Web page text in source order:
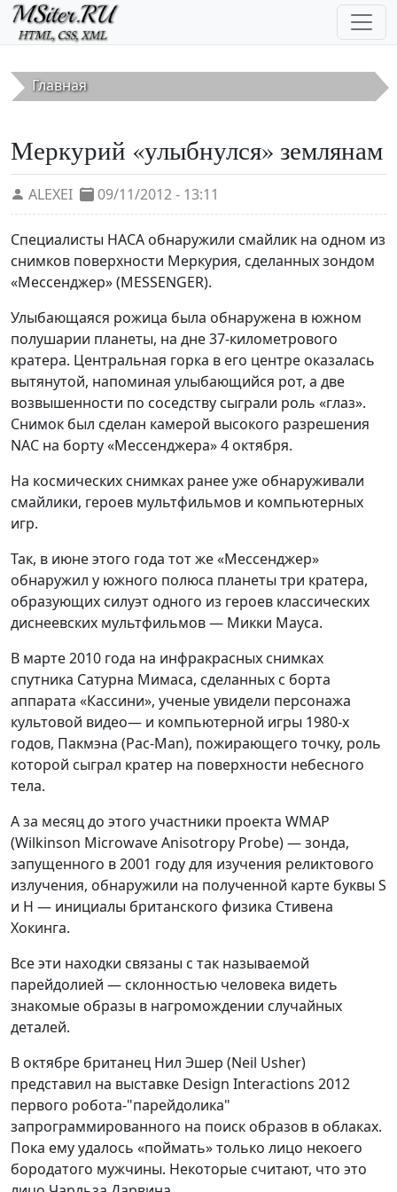
Перейти к основному содержанию
Главная
Меркурий «улыбнулся» землянам
ALEXEI 09/11/2012 - 13:11
Специалисты НАСА обнаружили смайлик на одном из
снимков поверхности Меркурия, сделанных зондом
«Мессенджер» (MESSENGER).
Улыбающаяся рожица была обнаружена в южном
полушарии планеты, на дне 37-километрового
кратера. Центральная горка в его центре оказалась
вытянутой, напоминая улыбающийся рот, а две
возвышенности по соседству сыграли роль «глаз».
Снимок был сделан камерой высокого разрешения
NAC на борту «Мессенджера» 4 октября.
На космических снимках ранее уже обнаруживали
смайлики, героев мультфильмов и компьютерных
игр.
Так, в июне этого года тот же «Мессенджер»
обнаружил у южного полюса планеты три кратера,
образующих силуэт одного из героев классических
диснеевских мультфильмов — Микки Мауса.
В марте 2010 года на инфракрасных снимках
спутника Сатурна Мимаса, сделанных с борта
аппарата «Кассини», ученые увидели персонажа
культовой видео— и компьютерной игры 1980-х
годов, Пакмэна (Pac-Man), пожирающего точку, роль
которой сыграл кратер на поверхности небесного
тела.
А за месяц до этого участники проекта WMAP
(Wilkinson Microwave Anisotropy Probe) — зонда,
запущенного в 2001 году для изучения реликтового
излучения, обнаружили на полученной карте буквы S
и H — инициалы британского физика Стивена
Хокинга.
Все эти находки связаны с так называемой
парейдолией — склонностью человека видеть
знакомые образы в нагромождении случайных
деталей.
В октябре британец Нил Эшер (Neil Usher)
представил на выставке Design Interactions 2012
первого робота-"парейдолика"
запрограммированного на поиск образов в облаках.
Пока ему удалось «поймать» только лицо некоего
бородатого мужчины. Некоторые считают, что это